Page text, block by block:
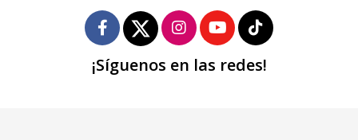
¡Síguenos en las redes!